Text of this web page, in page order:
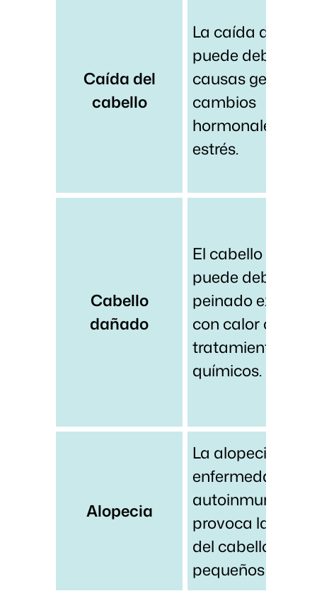
Caída del
cabello
La caída del
puede deberse a
causas
cambios
hormonales o
estrés.
Cabello
dañado
El cabello
puede deberse
peinado
con calor o a
tratamientos
químicos.
Alopecia
La alopecia es
enfermedad
autoinmune que
provoca la caída
del cabello en
pequeños